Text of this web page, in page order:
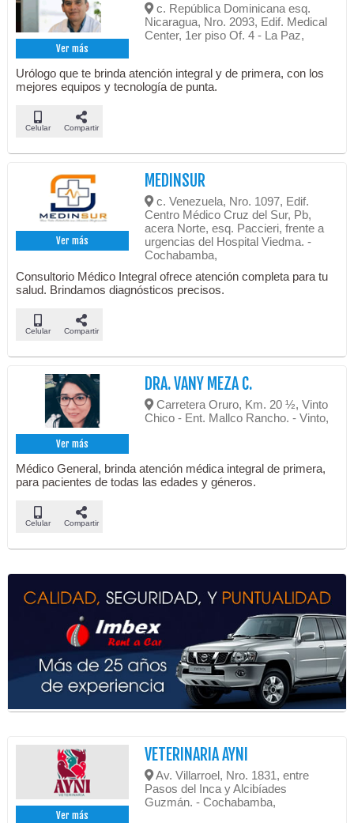
Ver más
c. República Dominicana esq.
Nicaragua, Nro. 2093, Edif. Medical
Center, 1er piso Of. 4 - La Paz,
Urólogo que te brinda atención integral y de primera, con los
mejores equipos y tecnología de punta.
Celular Compartir
Ver más
MEDINSUR
c. Venezuela, Nro. 1097, Edif.
Centro Médico Cruz del Sur, Pb,
acera Norte, esq. Paccieri, frente a
urgencias del Hospital Viedma. -
Cochabamba,
Consultorio Médico Integral ofrece atención completa para tu
salud. Brindamos diagnósticos precisos.
Celular Compartir
Ver más
DRA. VANY MEZA C.
Carretera Oruro, Km. 20 ½, Vinto
Chico - Ent. Mallco Rancho. - Vinto,
Médico General, brinda atención médica integral de primera,
para pacientes de todas las edades y géneros.
Celular Compartir
Ver más
VETERINARIA AYNI
Av. Villarroel, Nro. 1831, entre
Pasos del Inca y Alcibíades
Guzmán. - Cochabamba,